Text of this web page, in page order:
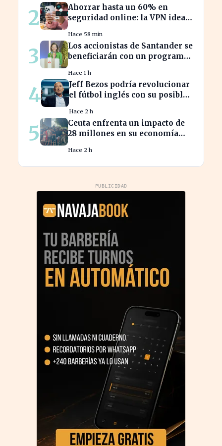
2
Ahorrar hasta un 60% en
seguridad online: la VPN ideal
Hace 58 min
3
Los accionistas de Santander se
beneficiarán con un programa
Hace 1 h
4
Jeff Bezos podría revolucionar
el fútbol inglés con su posible
Hace 2 h
5
Ceuta enfrenta un impacto de
28 millones en su economía
Hace 2 h
PUBLICIDAD